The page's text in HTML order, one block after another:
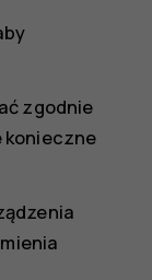
zgodnie
konieczne